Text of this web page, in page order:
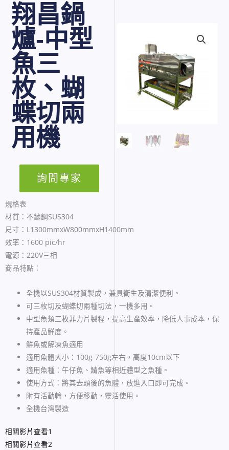
翔昌鍋
爐-中型
魚三
枚、蝴
蝶切兩
用機
詢問專家
規格表
材質：不鏽鋼SUS304
尺寸：L1300mmxW800mmxH1400mm
效率：1600 pic/hr
電源：220V三相
商品特點：
全機以SUS304材質製成，兼具衛生及清潔便利。
可三枚切及蝴蝶切兩種切法，一機多用。
中型魚類三枚菲力片製程，提高生產效率，降低人事成本，保
持產品鮮度。
鮮魚或解凍魚適用
適用魚體大小：100g-750g左右，高度10cm以下
適用魚種：午仔魚、鯖魚等相近體型之魚種。
使用方式：將其去頭後的魚體，放進入口即可完成。
附有活動輪，方便移動，靈活使用。
全機台灣製造
相關影片查看1
相關影片查看2